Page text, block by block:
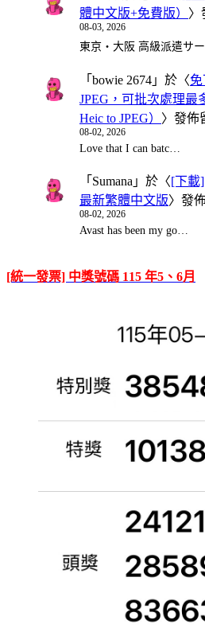
體中文版+免費版） 〉
08-03, 2026
東京・大阪 高級派遣サ
「 bowie 2674 」於〈
JPEG，可批次處理最
Heic to JPEG） 〉發佈
08-02, 2026
Love that I can batc…
「 Sumana 」於〈[下載
最新繁體中文版〉發
08-02, 2026
Avast has been my go…
[統一發票] 中獎號碼 115 年5、6月